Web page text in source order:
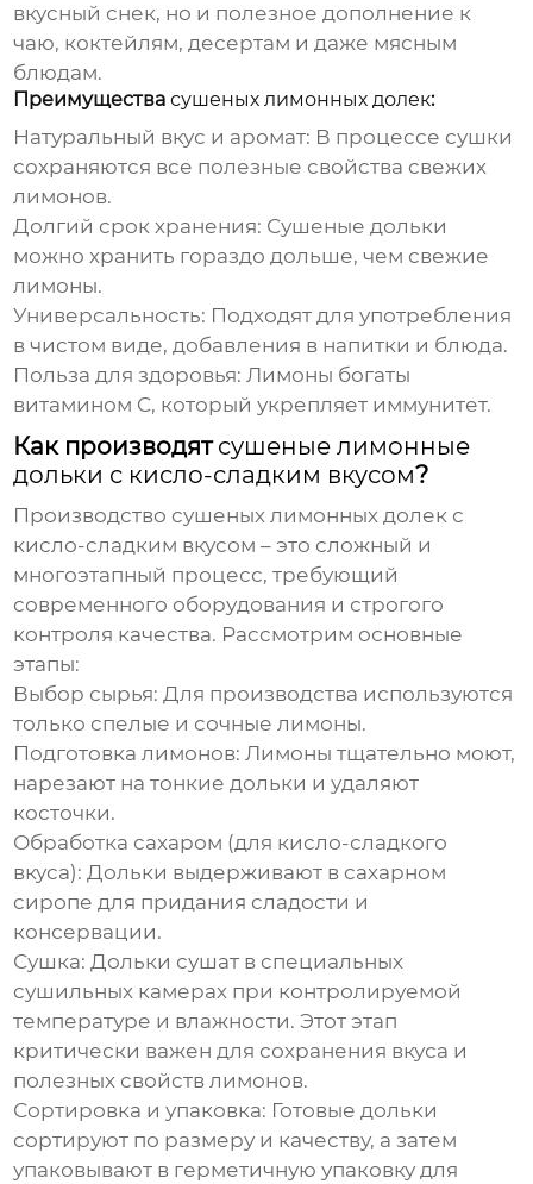
вкусный снек, но и полезное дополнение к
чаю, коктейлям, десертам и даже мясным
блюдам.
Преимуществасушеных лимонных долек:
Натуральный вкус и аромат: В процессе сушки
сохраняются все полезные свойства свежих
лимонов.
Долгий срок хранения: Сушеные дольки
можно хранить гораздо дольше, чем свежие
лимоны.
Универсальность: Подходят для употребления
в чистом виде, добавления в напитки и блюда.
Польза для здоровья: Лимоны богаты
витамином C, который укрепляет иммунитет.
Как производятсушеные лимонные
дольки с кисло-сладким вкусом?
Производство сушеных лимонных долек с
кисло-сладким вкусом – это сложный и
многоэтапный процесс, требующий
современного оборудования и строгого
контроля качества. Рассмотрим основные
этапы:
Выбор сырья: Для производства используются
только спелые и сочные лимоны.
Подготовка лимонов: Лимоны тщательно моют,
нарезают на тонкие дольки и удаляют
косточки.
Обработка сахаром (для кисло-сладкого
вкуса): Дольки выдерживают в сахарном
сиропе для придания сладости и
консервации.
Сушка: Дольки сушат в специальных
сушильных камерах при контролируемой
температуре и влажности. Этот этап
критически важен для сохранения вкуса и
полезных свойств лимонов.
Сортировка и упаковка: Готовые дольки
сортируют по размеру и качеству, а затем
упаковывают в герметичную упаковку для